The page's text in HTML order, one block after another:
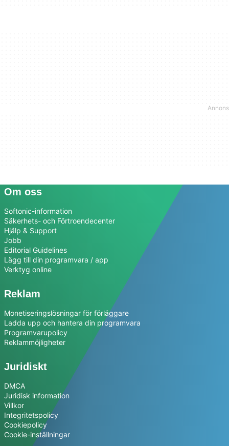
Om oss
Softonic-information
Säkerhets- och Förtroendecenter
Hjälp & Support
Jobb
Editorial Guidelines
Lägg till din programvara / app
Verktyg online
Reklam
Monetiseringslösningar för förläggare
Ladda upp och hantera din programvara
Programvarupolicy
Reklammöjligheter
Juridiskt
DMCA
Juridisk information
Villkor
Integritetspolicy
Cookiepolicy
Cookie-inställningar